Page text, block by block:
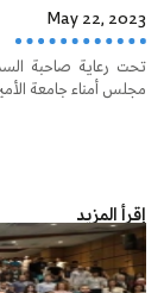
May 22, 2023
تحت رعاية صاحبة
مجلس أمناء جامعة
إقرأ المزيد